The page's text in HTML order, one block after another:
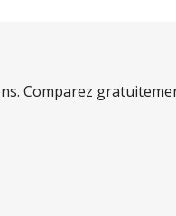
Comparez